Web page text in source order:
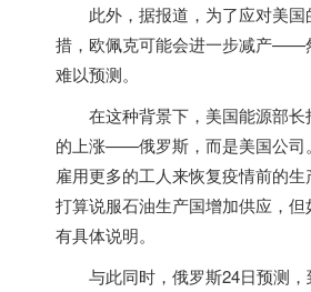
此外，据报道，为了应对美国
措，欧佩克可能会进一步减产——
难以预测。
在这种背景下， 美国能源部长
的上涨——俄罗斯，而是美国公司
雇用更多的工人来恢复疫情前的生
打算说服石油生产国增加供应，
有具体说明。
与此同时，俄罗斯24日预测，